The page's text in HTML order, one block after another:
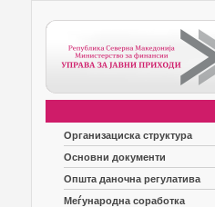
Организациска структура
Основни документи
Општа даночна регулатива
Меѓународна соработка